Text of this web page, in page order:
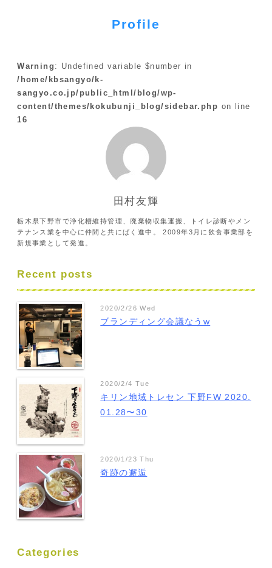
Profile
Warning : Undefined variable $number in
/home/kbsangyo/k-
sangyo.co.jp/public_html/blog/wp-
content/themes/kokubunji_blog/sidebar.php on line
16
田村友輝
栃木県下野市で浄化槽維持管理、廃棄物収集運搬、トイレ診断やメン
テナンス業を中心に仲間と共にばく進中。 2009年3月に飲食事業部を
新規事業として発進。
Recent posts
2020/2/26 Wed
ブランディング会議なうw
2020/2/4 Tue
キリン地域トレセン 下野FW 2020.
01.28〜30
2020/1/23 Thu
奇跡の邂逅
Categories